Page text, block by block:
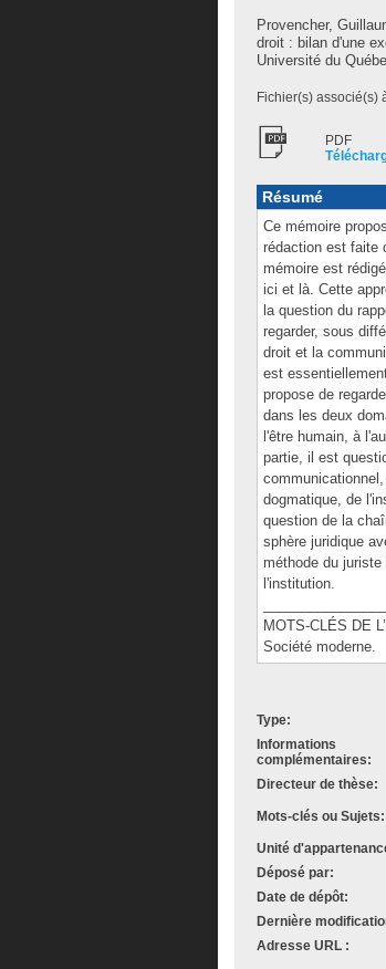
Provencher,
droit : bilan d'une
Université du
Fichier(s) associé(s)
PDF
Résumé
Ce mémoire
rédaction est faite
mémoire est
ici et là. Cette
la question du
regarder, sous
droit et la
est
propose de
dans les deux
l'être humain, à
partie, il est
dogmatique, de
question de la
sphère juridique
méthode du
l'institution.
MOTS-CLÉS DE
Société moderne.
Type:
Informations
complémentaires:
Directeur de thèse:
Mots-clés ou Sujets:
Unité
Déposé par:
Date de dépôt:
Dernière
Adresse URL :